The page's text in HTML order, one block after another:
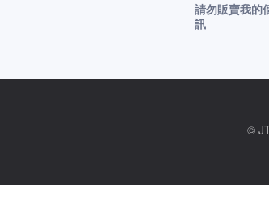
請勿販賣我的
訊
©